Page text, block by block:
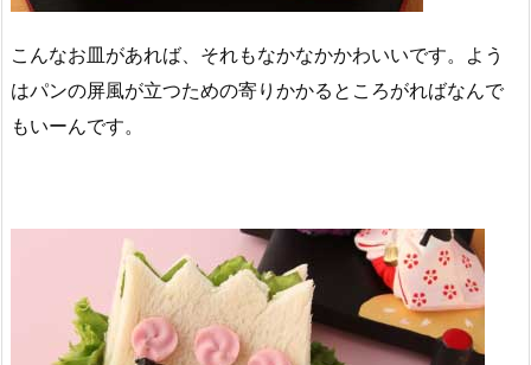
こんなお皿があれば、それもなかなかかわいいです。よう
はパンの屏風が立つための寄りかかるところがればなんで
もいーんです。